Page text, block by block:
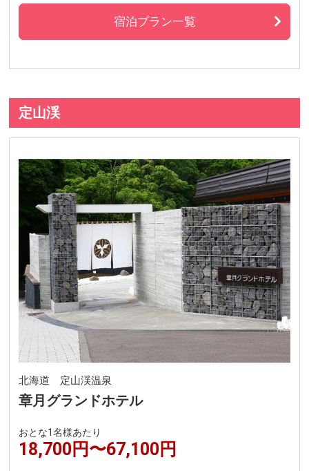
宿泊プラン一覧
定山渓
北海道 定山渓温泉
章月グランドホテル
おとな1名様あたり
18,700円〜67,100円